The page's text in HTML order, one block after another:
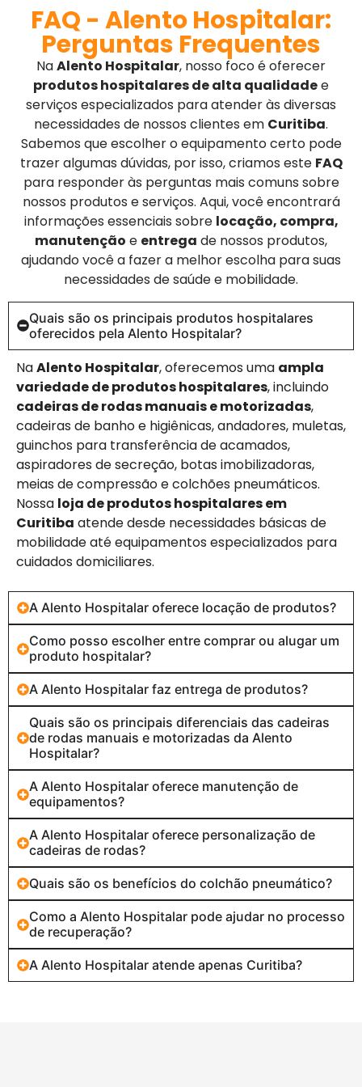
FAQ - Alento Hospitalar:
Perguntas Frequentes
NaAlento Hospitalar, nosso foco é oferecer
produtos hospitalares de alta qualidadee
serviços especializados para atender às diversas
necessidades de nossos clientes em Curitiba.
Sabemos que escolher o equipamento certo pode
trazer algumas dúvidas, por isso, criamos este FAQ
para responder às perguntas mais comuns sobre
nossos produtos e serviços. Aqui, você encontrará
informações essenciais sobre locação, compra,
manutenção e entrega de nossos produtos,
ajudando você a fazer a melhor escolha para suas
necessidades de saúde e mobilidade.
Quais são os principais produtos hospitalares
oferecidos pela Alento Hospitalar?
NaAlento Hospitalar, oferecemos uma ampla
variedade de produtos hospitalares, incluindo
cadeiras de rodas manuais e motorizadas,
cadeiras de banho e higiênicas, andadores, muletas,
guinchos para transferência de acamados,
aspiradores de secreção, botas imobilizadoras,
meias de compressão e colchões pneumáticos.
Nossa loja de produtos hospitalares em
Curitiba atende desde necessidades básicas de
mobilidade até equipamentos especializados para
cuidados domiciliares.
A Alento Hospitalar oferece locação de produtos?
Como posso escolher entre comprar ou alugar um
produto hospitalar?
A Alento Hospitalar faz entrega de produtos?
Quais são os principais diferenciais das cadeiras
de rodas manuais e motorizadas da Alento
Hospitalar?
A Alento Hospitalar oferece manutenção de
equipamentos?
A Alento Hospitalar oferece personalização de
cadeiras de rodas?
Quais são os benefícios do colchão pneumático?
Como a Alento Hospitalar pode ajudar no processo
de recuperação?
A Alento Hospitalar atende apenas Curitiba?